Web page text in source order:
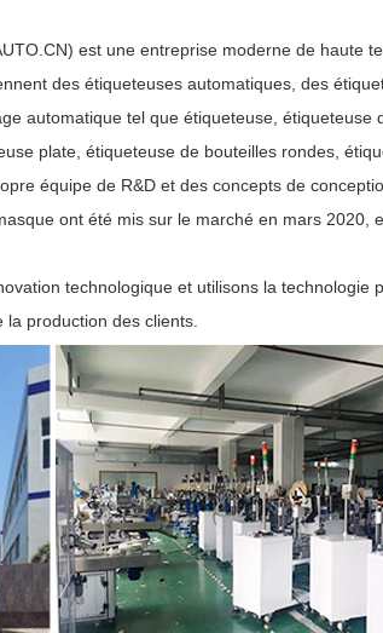
est une entreprise moderne de haute
des étiqueteuses automatiques, des
automatique tel que étiqueteuse, étiqueteuse
plate, étiqueteuse de bouteilles rondes,
équipe de R&D et des concepts de
ont été mis sur le marché en mars 2020,
technologique et utilisons la technologie
production des clients.